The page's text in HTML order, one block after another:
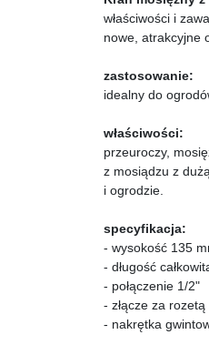
właściwości i
nowe, atrakcyjne
zastosowanie:
idealny do
właściwości:
przeuroczy,
z mosiądzu z
i ogrodzie.
specyfikacja:
- wysokość 135
- długość
- połączenie 1/2"
- złącze za
- nakrętka